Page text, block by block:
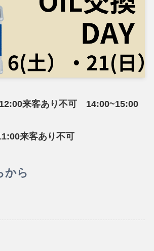
来客あり不可 14:00~15:00
来客あり不可
から